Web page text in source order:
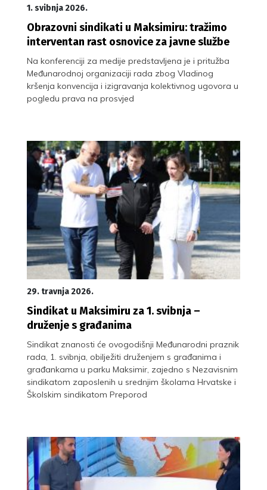
1. svibnja 2026.
Obrazovni sindikati u Maksimiru: tražimo
interventan rast osnovice za javne službe
Na konferenciji za medije predstavljena je i pritužba
Međunarodnoj organizaciji rada zbog Vladinog
kršenja konvencija i izigravanja kolektivnog ugovora u
pogledu prava na prosvjed
29. travnja 2026.
Sindikat u Maksimiru za 1. svibnja –
druženje s građanima
Sindikat znanosti će ovogodišnji Međunarodni praznik
rada, 1. svibnja, obilježiti druženjem s građanima i
građankama u parku Maksimir, zajedno s Nezavisnim
sindikatom zaposlenih u srednjim školama Hrvatske i
Školskim sindikatom Preporod